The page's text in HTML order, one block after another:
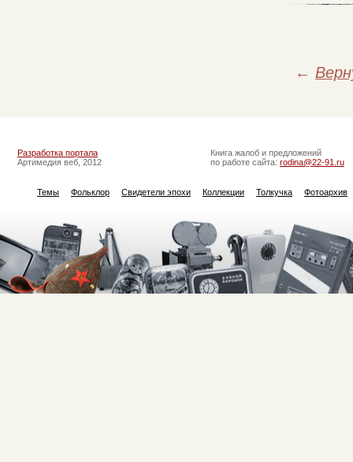
←
Разработка портала
Артимедия веб, 2012
Книга жалоб и предложений
по работе сайта: rodina@22-91.ru
Темы Фольклор Свидетели эпохи Коллекции Толкучка Фотоархив